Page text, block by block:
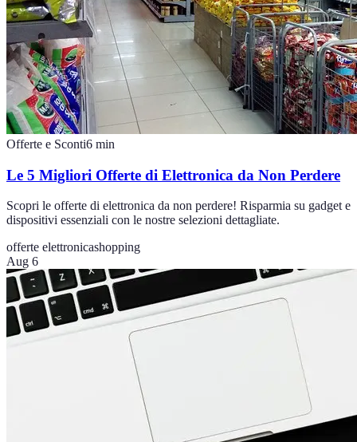
Offerte e Sconti6 min
Le 5 Migliori Offerte di Elettronica da Non Perdere
Scopri le offerte di elettronica da non perdere! Risparmia su gadget e
dispositivi essenziali con le nostre selezioni dettagliate.
offerte elettronicashopping
Aug 6